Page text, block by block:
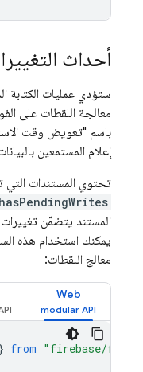
أحداث
ستؤدي عمليات الكتابة
معالجة اللقطات على
باسم "تعويض وقت
إعلام المستمعين
تحتوي المستندات التي
المستند يتضمّن
يمكنك استخدام هذه
معالج اللقطات:
Web
} from "firebase/